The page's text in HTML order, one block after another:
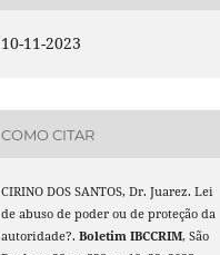
10-11-2023
COMO CITAR
CIRINO DOS SANTOS, Dr. Juarez. Lei
de abuso de poder ou de proteção da
autoridade?.Boletim IBCCRIM, São